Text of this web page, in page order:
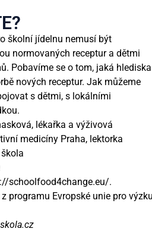
školní jídelnu nemusí být
normovaných receptur a dětmi
Pobavíme se o tom, jaká hlediska
nových receptur. Jak můžeme
s dětmi, s lokálními
lékařka a výživová
medicíny Praha, lektorka
schoolfood4change.eu/.
programu Evropské unie pro